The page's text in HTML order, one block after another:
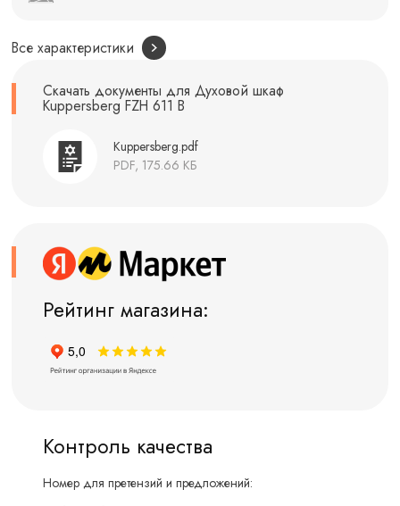
Все характеристики
Скачать документы для Духовой шкаф
Kuppersberg FZH 611 B
Kuppersberg.pdf
PDF, 175.66 КБ
Рейтинг магазина:
Контроль качества
Номер для претензий и предложений: